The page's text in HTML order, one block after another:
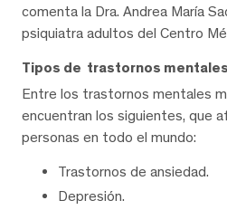
comenta la Dra. Andrea María
psiquiatra adultos del Centro
Tipos de trastornos mentales
Entre los trastornos mentales
encuentran los siguientes, que
personas en todo el mundo:
Trastornos de ansiedad.
Depresión.